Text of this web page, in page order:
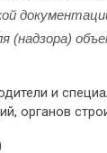
(надзора)
и
органов